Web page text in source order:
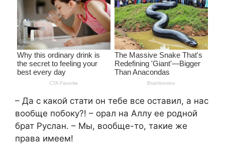
– Да с какой стати он тебе все оставил, а нас
вообще побоку?! – орал на Аллу ее родной
брат Руслан. – Мы, вообще-то, такие же
права имеем!